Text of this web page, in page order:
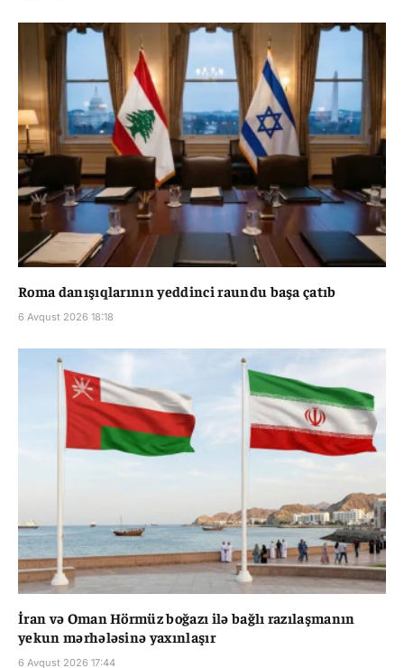
Roma danışıqlarının yeddinci raundu başa çatıb
6 Avqust 2026 18:18
İran və Oman Hörmüz boğazı ilə bağlı razılaşmanın
yekun mərhələsinə yaxınlaşır
6 Avqust 2026 17:44